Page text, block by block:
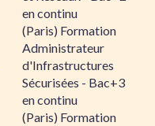
en continu
(Paris) Formation
Administrateur
d'Infrastructures
Sécurisées - Bac+3
en continu
(Paris) Formation